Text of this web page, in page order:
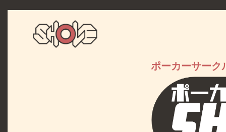
ポーカーサーク